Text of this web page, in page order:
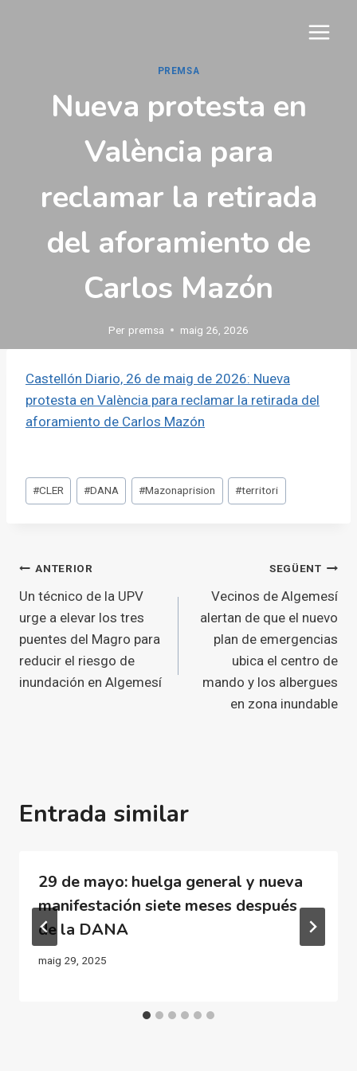
PREMSA
Nueva protesta en
València para
reclamar la retirada
del aforamiento de
Carlos Mazón
Per premsa maig 26, 2026
Castellón Diario, 26 de maig de 2026: Nueva
protesta en València para reclamar la retirada del
aforamiento de Carlos Mazón
Etiquetes
d'entrada
#CLER #DANA #Mazonaprision #territori
Navegació
d'entrades
ANTERIOR
Un técnico de la UPV
urge a elevar los tres
puentes del Magro para
reducir el riesgo de
inundación en Algemesí
SEGÜENT
Vecinos de Algemesí
alertan de que el nuevo
plan de emergencias
ubica el centro de
mando y los albergues
en zona inundable
Entrada similar
29 de mayo: huelga general y nueva
manifestación siete meses después
de la DANA
maig 29, 2025